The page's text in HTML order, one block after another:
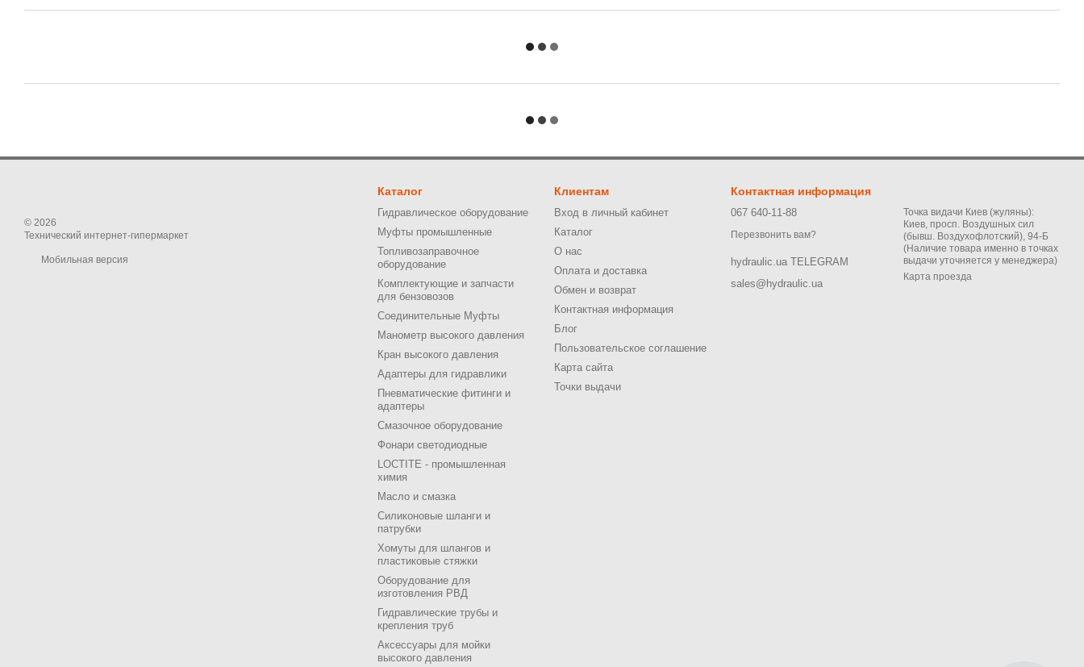
© 2026
Технический интернет-гипермаркет
Мобильная версия
Каталог
Гидравлическое оборудование
Муфты промышленные
Топливозаправочное
оборудование
Комплектующие и запчасти
для бензовозов
Соединительные Муфты
Манометр высокого давления
Кран высокого давления
Адаптеры для гидравлики
Пневматические фитинги и
адаптеры
Смазочное оборудование
Фонари светодиодные
LOCTITE - промышленная
химия
Масло и смазка
Силиконовые шланги и
патрубки
Хомуты для шлангов и
пластиковые стяжки
Оборудование для
изготовления РВД
Гидравлические трубы и
крепления труб
Аксессуары для мойки
высокого давления
Клиентам
Вход в личный кабинет
Каталог
О нас
Оплата и доставка
Обмен и возврат
Контактная информация
Блог
Пользовательское соглашение
Карта сайта
Точки выдачи
Контактная информация
067 640-11-88
Перезвонить вам?
hydraulic.ua TELEGRAM
sales@hydraulic.ua
Точка видачи Киев (жуляны):
Киев, просп. Воздушных сил
(бывш. Воздухофлотский), 94-Б
(Наличие товара именно в точках
выдачи уточняется у менеджера)
Карта проезда